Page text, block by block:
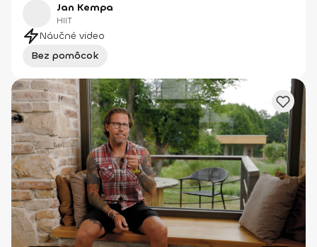
Jan Kempa
HIIT
Náučné video
Bez pomôcok